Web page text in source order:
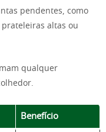
pendentes, como
altas ou
qualquer
Benefício